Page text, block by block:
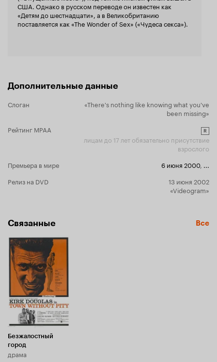
США. Однако в русском переводе он известен как
«Детям до шестнадцати», а в Великобританию
поставляется как «The Wonder of Sex» («Чудеса секса»).
Дополнительные данные
Слоган
«There's nothing like knowing what you've
been missing»
Рейтинг MPAA
R
лицам до 17 лет обязательно присутствие
взрослого
Премьера в мире
6 июня 2000,
Релиз на DVD
13 июня 2002
«Videogram»
Связанные Все
Безжалостный
город
драма